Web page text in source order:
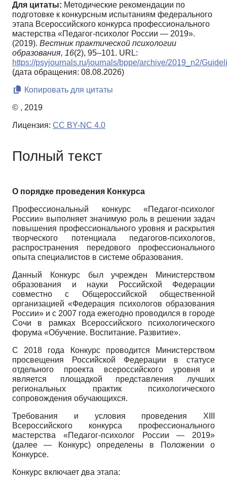
Для цитаты: Методические рекомендации по
подготовке к конкурсным испытаниям федерального
этапа Всероссийского конкурса профессионального
мастерства «Педагог-психолог России — 2019».
(2019). Вестник практической психологии
образования, 16(2), 95–101. URL:
https://psyjournals.ru/journals/bppe/archive/2019_n2/
(дата обращения: 08.08.2026)
Копировать для цитаты
© , 2019
Лицензия: CC BY-NC 4.0
Полный текст
О порядке проведения Конкурса
Профессиональный конкурс «Педагог-психолог
России» выполняет значимую роль в решении задач
повышения профессионального уровня и раскрытия
творческого потенциала педагогов-психологов,
распространения передового профессионального
опыта специалистов в системе образования.
Данный Конкурс был учрежден Министерством
образования и науки Российской Федерации
совместно с Общероссийской общественной
организацией «Федерация психологов образования
России» и с 2007 года ежегодно проводился в городе
Сочи в рамках Всероссийского психологического
форума «Обучение. Воспитание. Развитие».
C 2018 года Конкурс проводится Министерством
просвещения Российской Федерации в статусе
отдельного проекта всероссийского уровня и
является площадкой представления лучших
региональных практик психологического
сопровождения обучающихся.
Требования и условия проведения XIII
Всероссийского конкурса профессионального
мастерства «Педагог-психолог России — 2019»
(далее — Конкурс) определены в Положении о
Конкурсе.
Конкурс включает два этапа: